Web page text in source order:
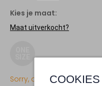
COOKIES
Kies je maat:
Maat uitverkocht?
Sorry, dit item is